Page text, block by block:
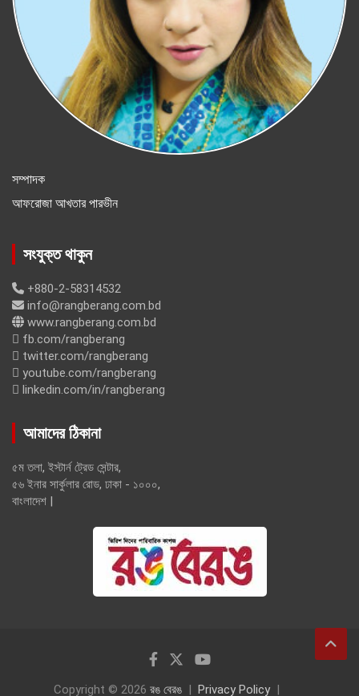
সম্পাদক
আফরোজা আখতার পারভীন
সংযুক্ত থাকুন
+880-2-58314532
info@rangberang.com.bd
www.rangberang.com.bd
fb.com/rangberang
twitter.com/rangberang
youtube.com/rangberang
linkedin.com/in/rangberang
আমাদের ঠিকানা
৫ম তলা, ইস্টার্ন ট্রেড সেন্টার,
৫৬ ইনার সার্কুলার রোড, ঢাকা - ১০০০,
বাংলাদেশ |
Copyright © 2026 রঙ বেরঙ Privacy Policy